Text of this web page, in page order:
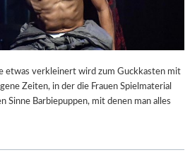
etwas verkleinert wird zum Guckkasten mit
Zeiten, in der die Frauen Spielmaterial
Sinne Barbiepuppen, mit denen man alles